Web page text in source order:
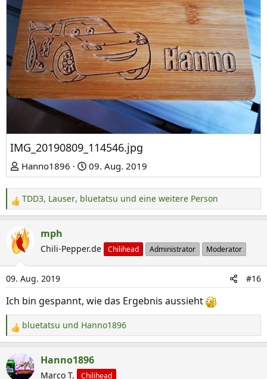
IMG_20190809_114546.jpg
Hanno1896 09. Aug. 2019
R
e
a
k
i
o
n
:
TDD3, Lauser, bluetatsu und eine weitere Person
mph
Chili-Pepper.de Chilihead Administrator Moderator
09. Aug. 2019 #16
Ich bin gespannt, wie das Ergebnis aussieht
R
e
a
k
bluetatsu und Hanno1896
Hanno1896
Marco T. Chilihead